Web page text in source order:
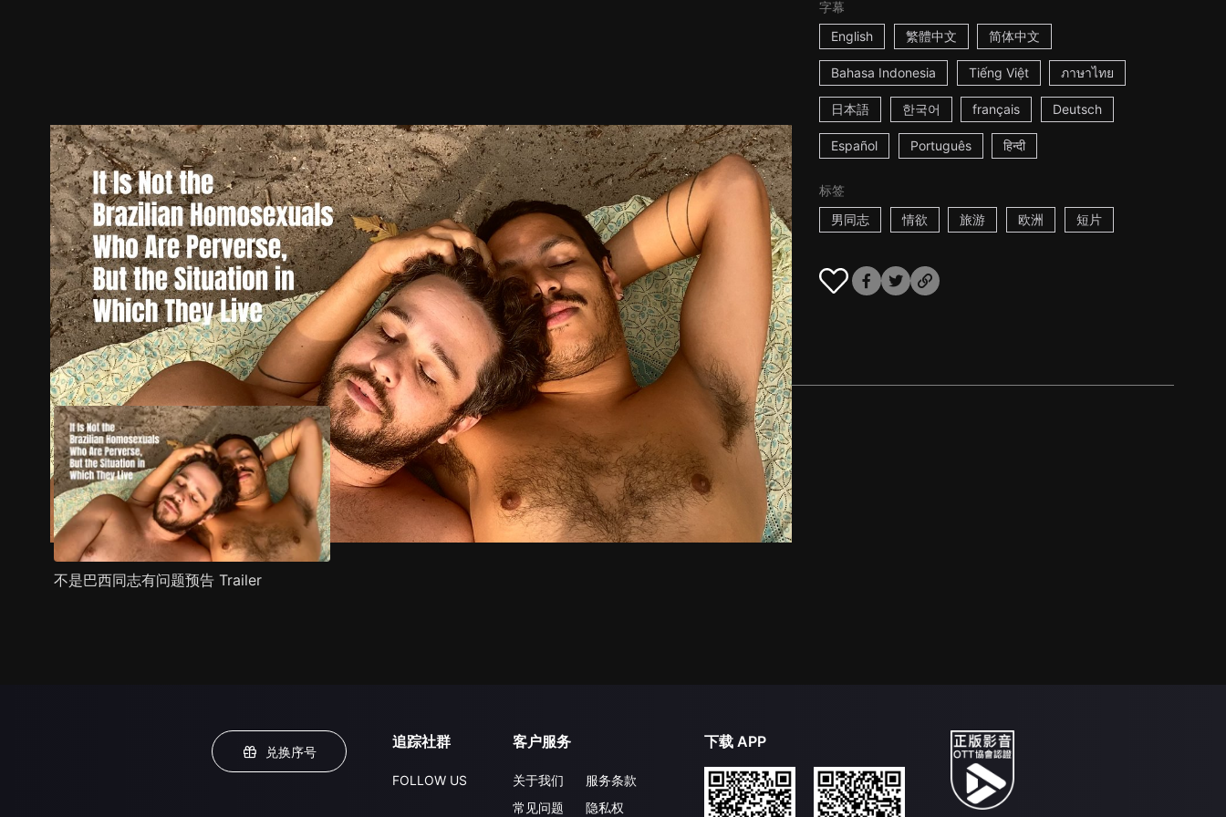
字幕
English
繁體中文 简体中文
Bahasa Indonesia Tiếng Việt ภาษาไทย
日本語 한국어 français Deutsch
Español Português हिन्दी
标签
男同志
情欲 旅游 欧洲 短片
预告 剧照 推荐影片 剧情介绍
不是巴西同志有问题预告 Trailer
兑换序号
追踪社群
FOLLOW US
客户服务
关于我们
常见问题
服务条款
隐私权
下载 APP